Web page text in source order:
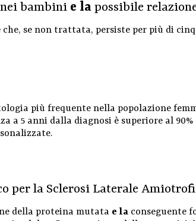
bambini e la possibile
che, se non trattata, persiste per più di
più frequente nella popolazione
a 5 anni dalla diagnosi è superiore al
per la Sclerosi Laterale
della proteina mutata e la conseguente